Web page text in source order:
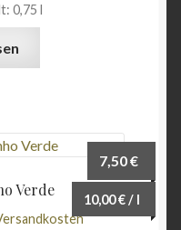
0,75 l
Verde
7,50€
10,00€/ l